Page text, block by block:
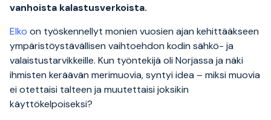
vanhoista kalastusverkoista.
Elko on työskennellyt monien vuosien ajan kehittääkseen
ympäristöystävällisen vaihtoehdon kodin sähkö- ja
valaistustarvikkeille. Kun työntekijä oli Norjassa ja näki
ihmisten keräävän merimuovia, syntyi idea – miksi muovia
ei otettaisi talteen ja muutettaisi joksikin
käyttökelpoiseksi?